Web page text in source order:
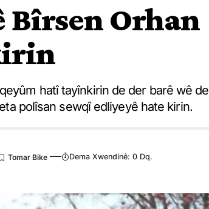
Bîrsen Orhan
hatî tayînkirin de der barê wê de
polîsan sewqî edliyeyê hate kirin.
Dema Xwendinê: 0 Dq.